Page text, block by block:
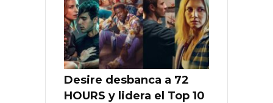
Desire desbanca a 72
HOURS y lidera el Top 10